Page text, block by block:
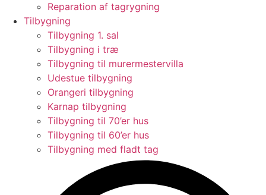
Reparation af tagrygning
Tilbygning
Tilbygning 1. sal
Tilbygning i træ
Tilbygning til murermestervilla
Udestue tilbygning
Orangeri tilbygning
Karnap tilbygning
Tilbygning til 70’er hus
Tilbygning til 60’er hus
Tilbygning med fladt tag